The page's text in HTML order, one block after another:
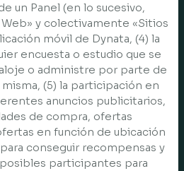
un Panel (en lo sucesivo,
y colectivamente «Sitios
móvil de Dynata, (4) la
encuesta o estudio que se
o administre por parte de
(5) la participación en
anuncios publicitarios,
de compra, ofertas
en función de ubicación
conseguir recompensas y
participantes para